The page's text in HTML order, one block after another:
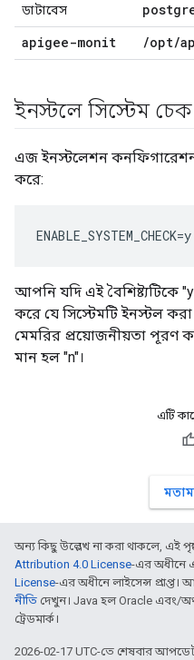
ডাটাবেস
apigee-monit
/opt/
ইনস্টলে সিস্টেম
এজ ইনস্টলেশন কনফিগারেশন
করে:
ENABLE_SYSTEM_CHECK=y
আপনি যদি এই বৈশিষ্ট্যটিকে
করে যে সিস্টেমটি ইনস্টল
মেমরির প্রয়োজনীয়তা পূরণ
মান হল "n"।
এটি
অন্য কিছু উল্লেখ না করা থাকলে, এই
Attribution 4.0 License-এর অধীনে
License-এর অধীনে লাইসেন্স
নীতি দেখুন। Java হল Oracle এবং/
ট্রেডমার্ক।
2026-02-17 UTC-তে শেষবার